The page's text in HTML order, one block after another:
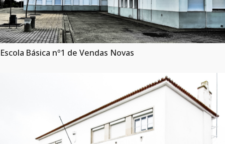
Escola Básica nº1 de Vendas Novas